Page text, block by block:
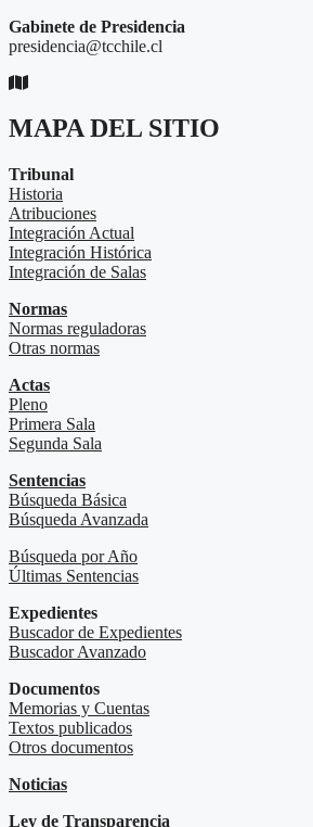
Gabinete de Presidencia
presidencia@tcchile.cl
MAPA DEL SITIO
Tribunal
Historia
Atribuciones
Integración Actual
Integración Histórica
Integración de Salas
Normas
Normas reguladoras
Otras normas
Actas
Pleno
Primera Sala
Segunda Sala
Sentencias
Búsqueda Básica
Búsqueda Avanzada
Búsqueda por Año
Últimas Sentencias
Expedientes
Buscador de Expedientes
Buscador Avanzado
Documentos
Memorias y Cuentas
Textos publicados
Otros documentos
Noticias
Ley de Transparencia